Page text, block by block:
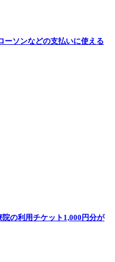
ーソンなどの支払いに使える
の利用チケット1,000円分が